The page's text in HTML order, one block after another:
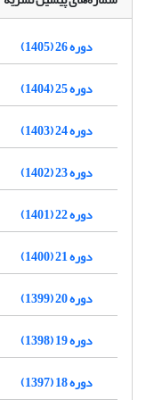
دوره 26 (1405)
دوره 25 (1404)
دوره 24 (1403)
دوره 23 (1402)
دوره 22 (1401)
دوره 21 (1400)
دوره 20 (1399)
دوره 19 (1398)
دوره 18 (1397)